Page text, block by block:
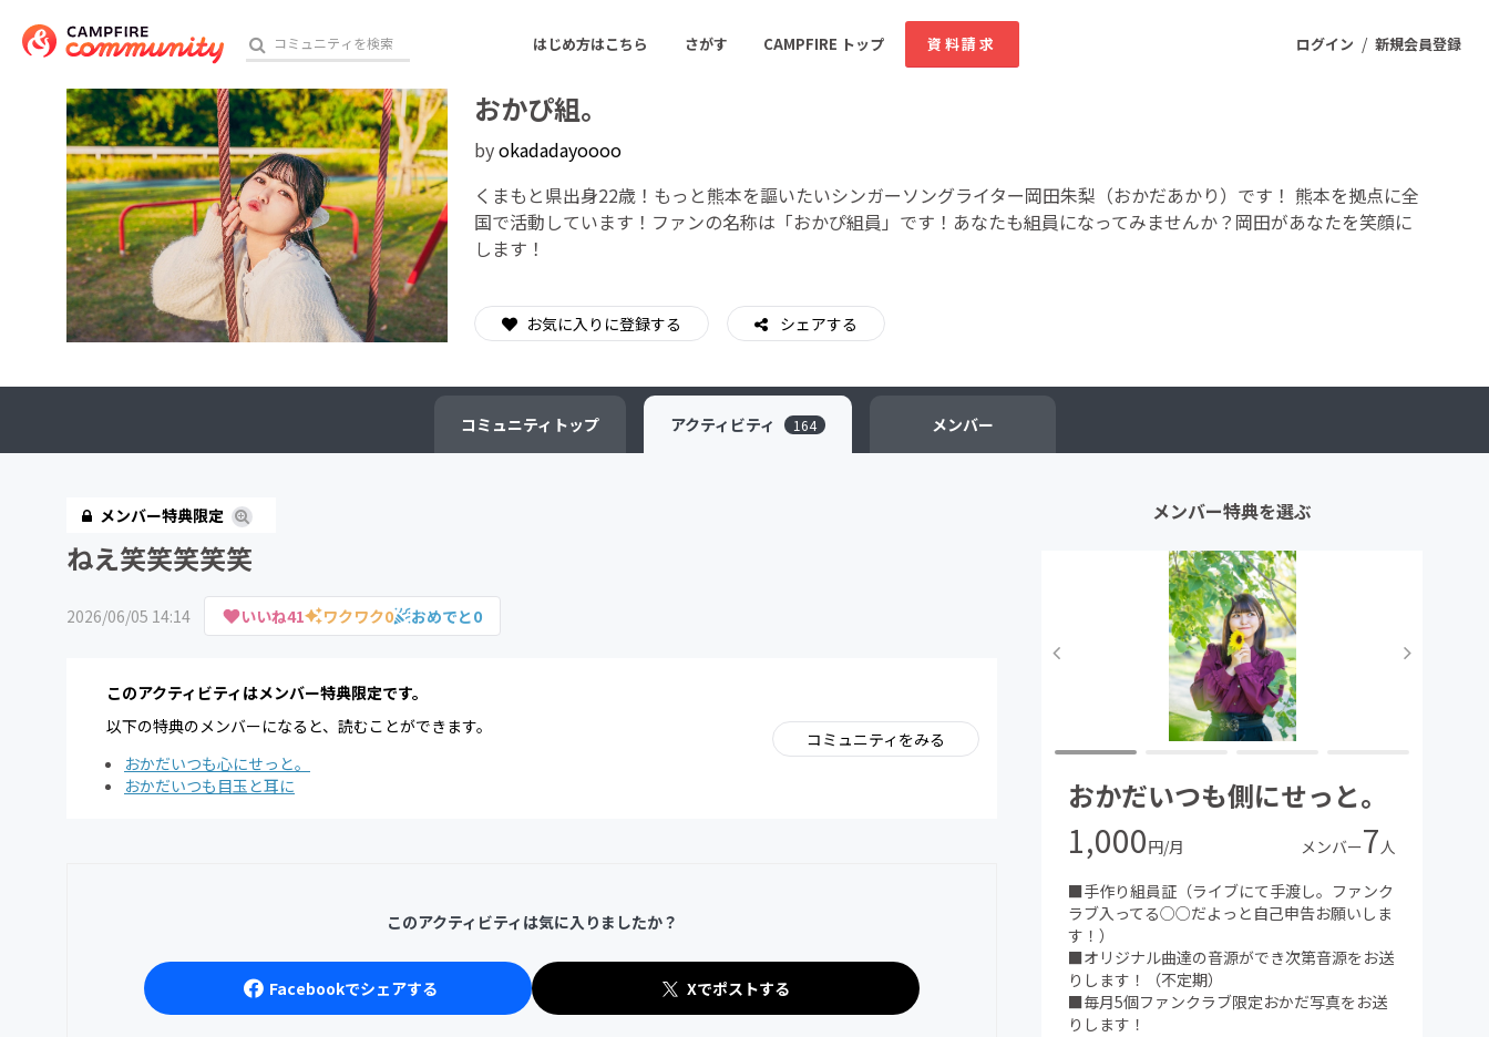
ログイン / 新規会員登録
はじめ方はこちら さがす CAMPFIRE トップ 資料請求
おすすめのコミュニティ 人気のコミュニティ 新着のコミュニティ
アート・写真
テクノロジー・ガジェット
ゲーム・サービス開発 フード・飲食店
ソーシャルグッド ビューティー・ヘルスケア
チャレンジ
おかぴ組。
byokadadayoooo
くまもと県出身22歳！もっと熊本を謳いたいシンガーソングライター岡田朱梨（おかだあかり）です！ 熊本を拠点に全
国で活動しています！ファンの名称は「おかぴ組員」です！あなたも組員になってみませんか？岡田があなたを笑顔に
します！
お気に入りに登録する シェアする
コミュニティ トップ アクティビティ 164 メンバー
メンバー特典限定
ねえ笑笑笑笑笑
2026/06/05 14:14 いいね41 ワクワク0 おめでと0
このアクティビティはメンバー特典限定です。
以下の特典のメンバーになると、読むことができます。
おかだいつも心にせっと。
おかだいつも目玉と耳に
コミュニティをみる
このアクティビティは気に入りましたか？
Facebookでシェアする Xでポストする
メンバー特典を選ぶ
おかだいつも側にせっと。
1,000円/月 メンバー7人
■手作り組員証（ライブにて手渡し。ファンク
ラブ入ってる○○だよっと自己申告お願いしま
す！）
■オリジナル曲達の音源ができ次第音源をお送
りします！（不定期）
■毎月5個ファンクラブ限定おかだ写真をお送
りします！